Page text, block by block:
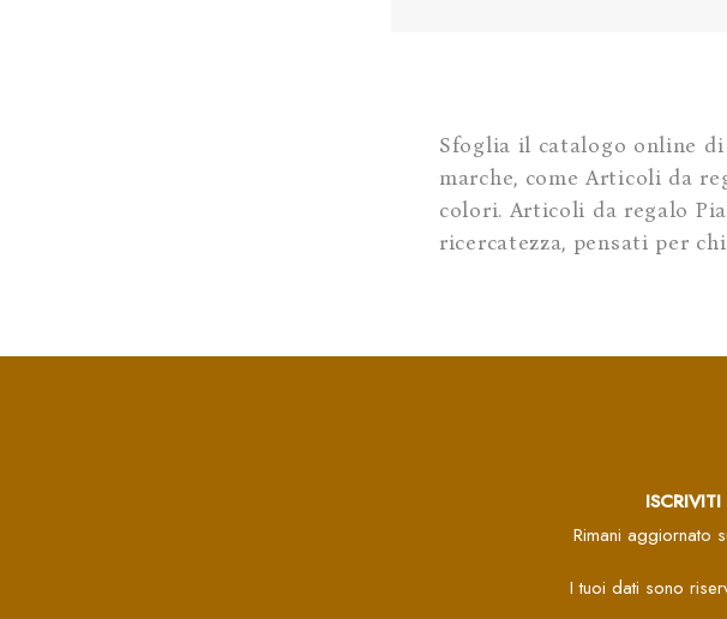
Sfoglia il catalogo online
marche, come Articoli da
colori. Articoli da regalo
ricercatezza, pensati per
Rimani aggiornato
I tuoi dati sono